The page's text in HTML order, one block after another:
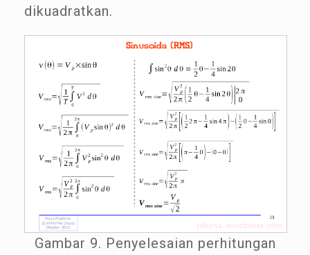
dikuadratkan.
Gambar 9. Penyelesaian perhitungan